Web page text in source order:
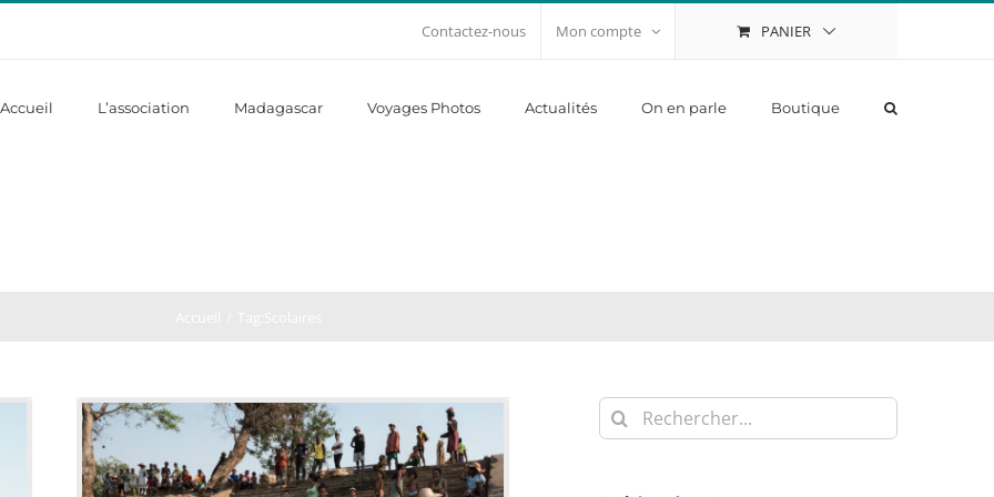
Contactez-nous Mon compte PANIER
Accueil L’association Madagascar Voyages Photos Actualités On en parle Boutique
Rechercher: